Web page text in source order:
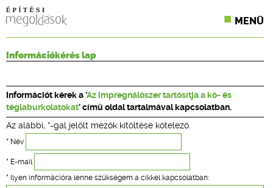
MENÜ
CPR TERMÉKKIÍRÁS
ÉPÍTÉSI JOG
ONLINE KÉPZÉSEK
TERVEZÉSI SEGÉDLETEK
Információkérés lap
Információt kérek a 'Az impregnálószer tartósítja a kő- és
téglaburkolatokat' című oldal tartalmával kapcsolatban.
Az alábbi, *-gal jelölt mezők kitöltése kötelező.
* Név
* E-mail
* Ilyen információra lenne szükségem a cikkel kapcsolatban: